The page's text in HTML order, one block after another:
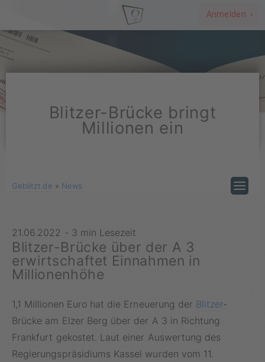
Anmelden ›
Blitzer-Brücke bringt
Millionen ein
Geblitzt.de » News
21.06.2022 - 3 min Lesezeit
Blitzer-Brücke über der A 3
erwirtschaftet Einnahmen in
Millionenhöhe
1,1 Millionen Euro hat die Erneuerung der Blitzer-
Brücke am Elzer Berg über der A 3 in Richtung
Frankfurt gekostet. Laut einer Auswertung des
Regierungspräsidiums Kassel wurden vom 11.